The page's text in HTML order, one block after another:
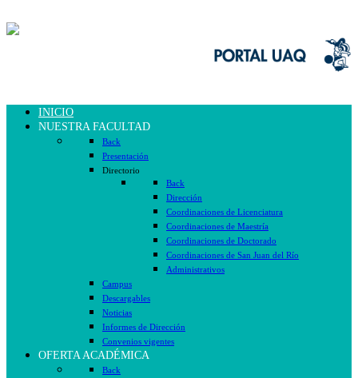
INICIO
NUESTRA FACULTAD
Back
Presentación
Directorio
Back
Dirección
Coordinaciones de Licenciatura
Coordinaciones de Maestría
Coordinaciones de Doctorado
Coordinaciones de San Juan del Río
Administrativos
Campus
Descargables
Noticias
Informes de Dirección
Convenios vigentes
OFERTA ACADÉMICA
Back